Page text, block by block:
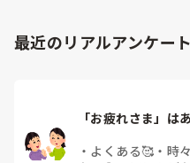
最近のリアルアンケート
「お疲れさま」は
・ よくある🥰 ・ 時